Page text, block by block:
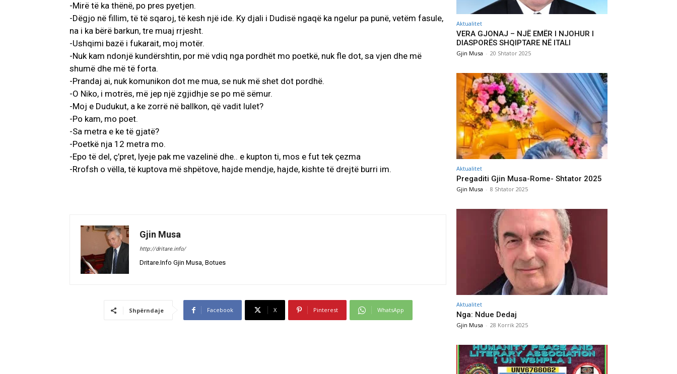
-Mirë të ka thënë, po pres pyetjen.
-Dëgjo në fillim, të të sqaroj, të kesh një ide. Ky djali i Dudisë ngaqë ka ngelur pa punë, vetëm fasule,
na i ka bërë barkun, tre muaj rrjesht.
-Ushqimi bazë i fukarait, moj motër.
-Nuk kam ndonjë kundërshtin, por më vdiq nga pordhët mo poetkë, nuk fle dot, sa vjen dhe më
shumë dhe më të forta.
-Prandaj ai, nuk komunikon dot me mua, se nuk më shet dot pordhë.
-O Niko, i motrës, më jep një zgjidhje se po më sëmur.
-Moj e Dudukut, a ke zorrë në ballkon, që vadit lulet?
-Po kam, mo poet.
-Sa metra e ke të gjatë?
-Poetkë nja 12 metra mo.
-Epo të del, ç’pret, lyeje pak me vazelinë dhe.. e kupton ti, mos e fut tek çezma
-Rrofsh o vëlla, të kuptova më shpëtove, hajde mendje, hajde, kishte të drejtë burri im.
Gjin Musa
http://dritare.info/
Dritare.Info Gjin Musa, Botues
Shpërndaje Facebook X Pinterest WhatsApp
Aktualitet
VERA GJONAJ – NJË EMËR I NJOHUR I
DIASPORËS SHQIPTARE NË ITALI
Gjin Musa - 20 Shtator 2025
Aktualitet
Pregaditi Gjin Musa-Rome- Shtator 2025
Gjin Musa - 8 Shtator 2025
Aktualitet
Nga: Ndue Dedaj
Gjin Musa - 28 Korrik 2025